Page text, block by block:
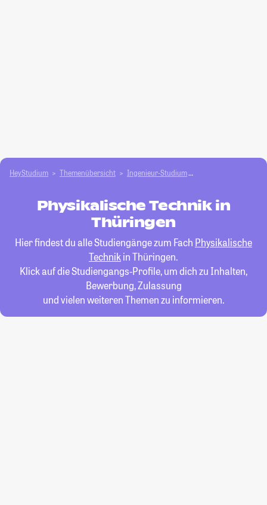
HeyStudium Themenübersicht Ingenieur-Studium
Physikalische Technik in
Thüringen
Hier findest du alle Studiengänge zum Fach Physikalische
Technikin Thüringen.
Klick auf die Studiengangs-Profile, um dich zu Inhalten,
Bewerbung, Zulassung
und vielen weiteren Themen zu informieren.